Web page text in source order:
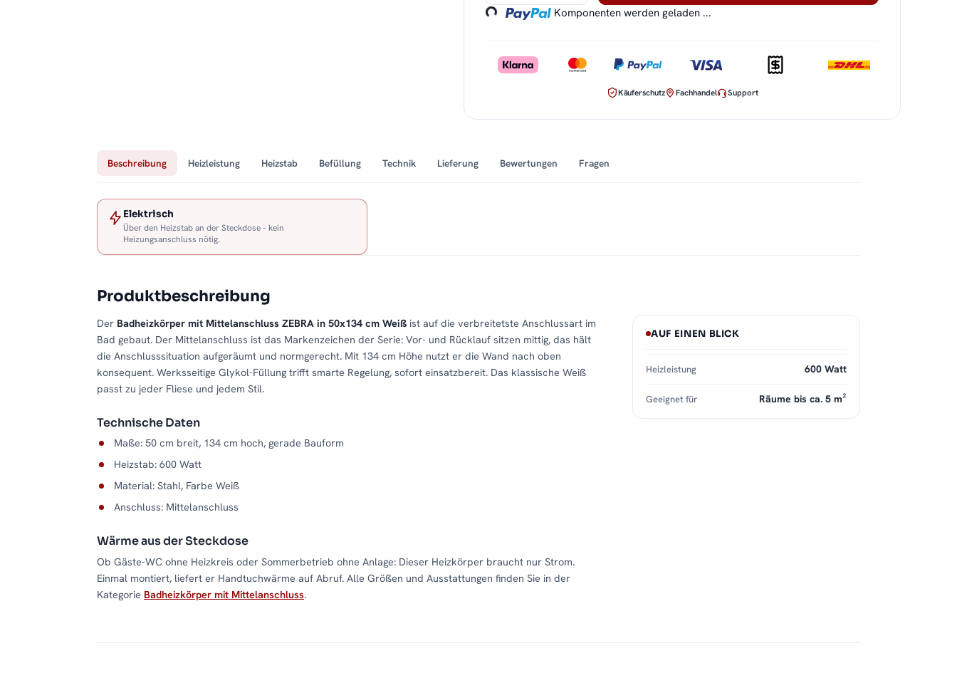
Komponenten werden geladen ...
Käuferschutz Fachhandel Support
Beschreibung Heizleistung Heizstab Befüllung Technik Lieferung Bewertungen Fragen
Elektrisch
Über den Heizstab an der Steckdose – kein
Heizungsanschluss nötig.
Produktbeschreibung
Der Badheizkörper mit Mittelanschluss ZEBRA in 50x134 cm Weiß ist auf die verbreitetste Anschlussart im
Bad gebaut. Der Mittelanschluss ist das Markenzeichen der Serie: Vor- und Rücklauf sitzen mittig, das hält
die Anschlusssituation aufgeräumt und normgerecht. Mit 134 cm Höhe nutzt er die Wand nach oben
konsequent. Werksseitige Glykol-Füllung trifft smarte Regelung, sofort einsatzbereit. Das klassische Weiß
passt zu jeder Fliese und jedem Stil.
Technische Daten
Maße: 50 cm breit, 134 cm hoch, gerade Bauform
Heizstab: 600 Watt
Material: Stahl, Farbe Weiß
Anschluss: Mittelanschluss
Wärme aus der Steckdose
Ob Gäste-WC ohne Heizkreis oder Sommerbetrieb ohne Anlage: Dieser Heizkörper braucht nur Strom.
Einmal montiert, liefert er Handtuchwärme auf Abruf. Alle Größen und Ausstattungen finden Sie in der
Kategorie Badheizkörper mit Mittelanschluss.
AUF EINEN BLICK
Heizleistung 600 Watt
Geeignet für Räume bis ca. 5 m²